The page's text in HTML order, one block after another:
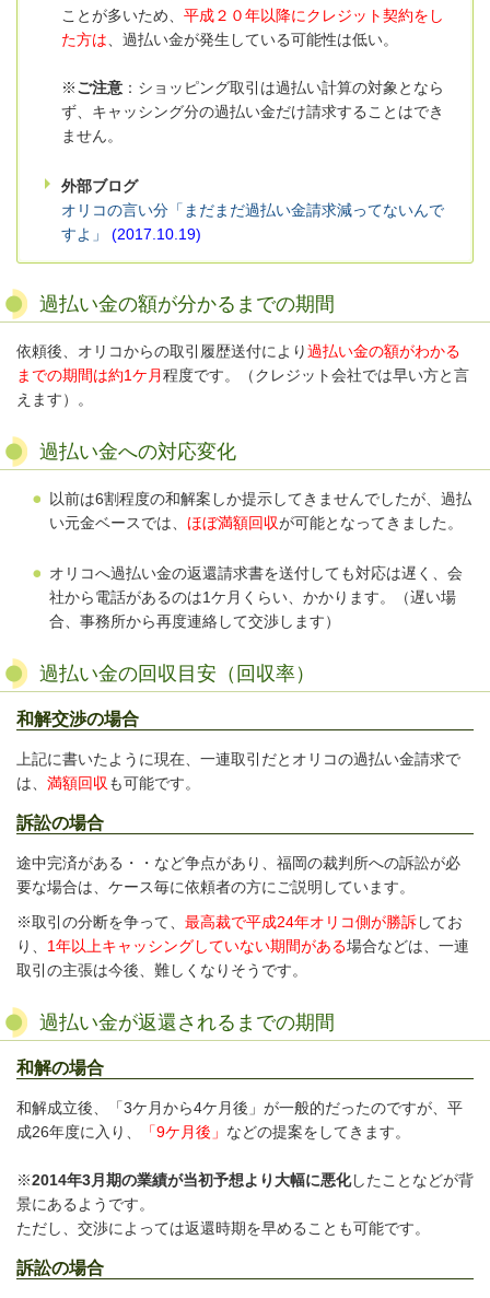
ことが多いため、 平成２０年以降にクレジット契約をし
た方は、過払い金が発生している可能性は低い。
※ご注意 ： ショッピング取引は過払い計算の対象となら
ず、キャッシング分の過払い金だけ請求することはでき
ません。
外部ブログ
オリコの言い分「まだまだ過払い金請求減ってないんで
すよ」 (2017.10.19)
過払い金の額が分かるまでの期間
依頼後、オリコからの取引履歴送付により過払い金の額がわかる
までの期間は約1ケ月程度です。（クレジット会社では早い方と言
えます）。
過払い金への対応変化
以前は6割程度の和解案しか提示してきませんでしたが、過払
い元金ベースでは、 ほぼ満額回収が可能となってきました。
オリコへ過払い金の返還請求書を送付しても対応は遅く、会
社から電話があるのは1ケ月くらい、かかります。（遅い場
合、事務所から再度連絡して交渉します）
過払い金の回収目安（回収率）
和解交渉の場合
上記に書いたように現在、一連取引だとオリコの過払い金請求で
は、 満額回収も可能です。
訴訟の場合
途中完済がある・・など争点があり、福岡の裁判所への訴訟が必
要な場合は、ケース毎に依頼者の方にご説明しています。
※取引の分断を争って、 最高裁で平成24年オリコ側が勝訴してお
り、 1年以上キャッシングしていない期間がある場合などは、一連
取引の主張は今後、難しくなりそうです。
過払い金が返還されるまでの期間
和解の場合
和解成立後、「3ケ月から4ケ月後」が一般的だったのですが、平
成26年度に入り、
「9ケ月後」 などの提案をしてきます。
※2014年3月期の業績が当初予想より大幅に悪化したことなどが背
景にあるようです。
ただし、交渉によっては返還時期を早めることも可能です。
訴訟の場合